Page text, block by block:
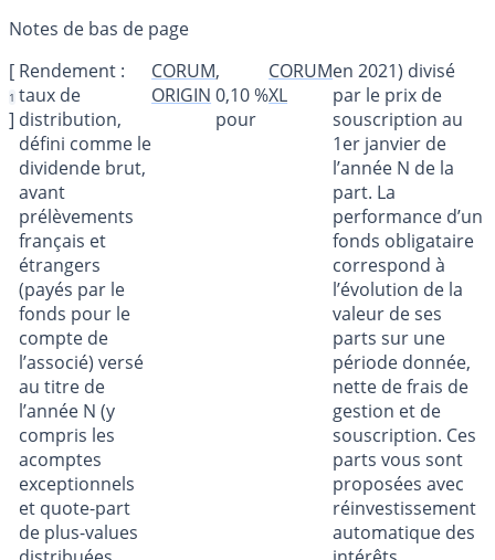
[
1
]
Rendement :
taux de
distribution,
défini comme le
dividende brut,
avant
prélèvements
français et
étrangers
(payés par le
fonds pour le
compte de
l’associé) versé
au titre de
l’année N (y
compris les
acomptes
exceptionnels
et quote-part
de plus-values
CORUM
ORIGIN
,
0,10 %
pour
CORUM
XL
en 2021) divisé
par le prix de
souscription au
1er janvier de
l’année N de la
part. La
performance d’un
fonds obligataire
correspond à
l’évolution de la
valeur de ses
parts sur une
période donnée,
nette de frais de
gestion et de
souscription. Ces
parts vous sont
proposées avec
réinvestissement
automatique des